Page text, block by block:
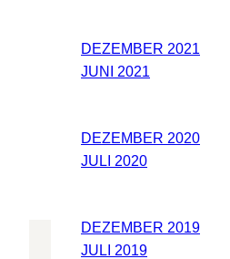
DEZEMBER 2021
JUNI 2021
DEZEMBER 2020
JULI 2020
DEZEMBER 2019
JULI 2019